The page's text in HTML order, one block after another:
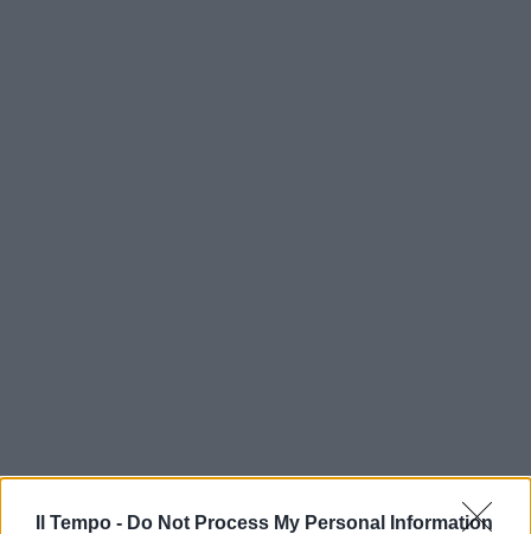
Il Tempo - Do Not Process My Personal Information